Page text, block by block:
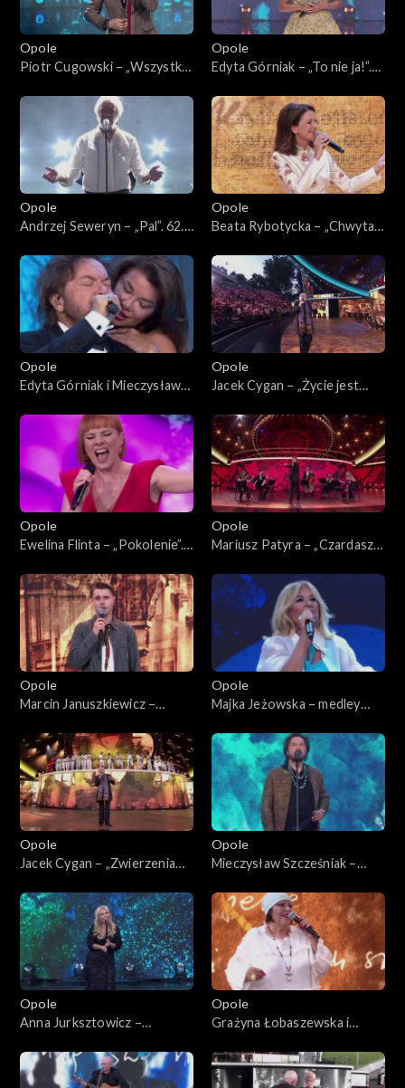
Opole
Piotr Cugowski – „Wszystko
Koncert „Trzy ćwiartki Jacka
Opole
Edyta Górniak – „To nie ja!”.
ćwiartki Jacka Cygana”
Opole
Andrzej Seweryn – „Pal”. 62.
ćwiartki Jacka Cygana”
Opole
Beata Rybotycka – „Chwytaj
„Trzy ćwiartki Jacka Cygana”
Opole
Edyta Górniak i Mieczysław
serca”. 62. KFPP: Koncert
„Trzy ćwiartki Jacka Cygana”
Opole
Jacek Cygan – „Życie jest
„Trzy ćwiartki Jacka Cygana”
Opole
Ewelina Flinta – „Pokolenie”.
ćwiartki Jacka Cygana”
Opole
Mariusz Patyra – „Czardasz
Koncert „Trzy ćwiartki Jacka
Cygana”
Opole
Marcin Januszkiewicz –
Koncert „Trzy ćwiartki Jacka
Cygana”
Opole
Majka Jeżowska – medley
KFPP: Koncert „Trzy
ćwiartki Jacka Cygana”
Opole
Jacek Cygan – „Zwierzenia
KFPP: Koncert „Trzy
ćwiartki Jacka Cygana”
Opole
Mieczysław Szcześniak –
KFPP: Koncert „Trzy
ćwiartki Jacka Cygana”
Opole
Anna Jurksztowicz –
pogody". 62. KFPP: Koncert
„Trzy ćwiartki Jacka Cygana”
Opole
Grażyna Łobaszewska i
uczy pogody”. 62. KFPP:
Koncert „Trzy ćwiartki Jacka